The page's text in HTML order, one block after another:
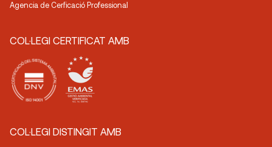
Agencia de Cerficació Professional
COL·LEGI CERTIFICAT AMB
COL·LEGI DISTINGIT AMB